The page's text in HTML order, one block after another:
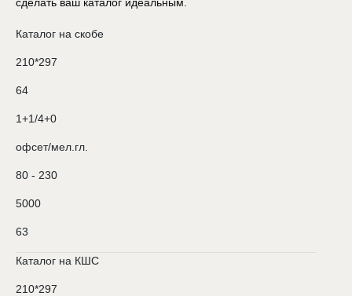
Каталог на скобе
210*297
64
1+1/4+0
офсет/мел.гл.
80 - 230
5000
63
Каталог на КШС
210*297